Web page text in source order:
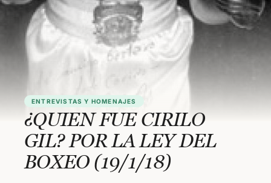
ENTREVISTAS Y HOMENAJES
¿QUIEN FUE CIRILO
GIL? POR LA LEY DEL
BOXEO (19/1/18)